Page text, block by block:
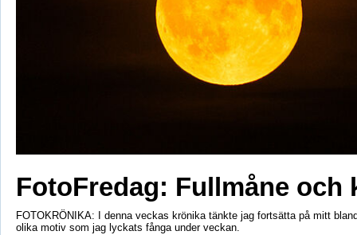
FotoFredag: Fullmåne och
FOTOKRÖNIKA: I denna veckas krönika tänkte jag fortsätta på mitt
olika motiv som jag lyckats fånga under veckan.